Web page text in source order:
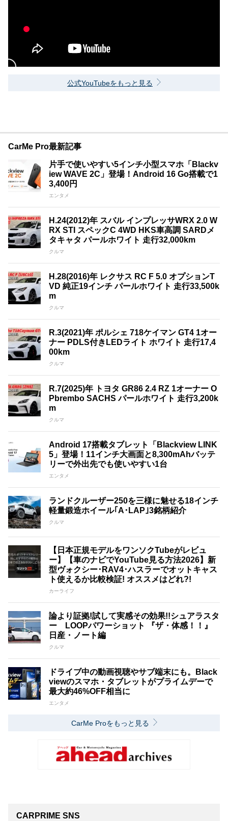
公式YouTubeをもっと見る
CarMe Pro最新記事
片手で使いやすい5インチ小型スマホ「Blackv
iew WAVE 2C」登場！Android 16 Go搭載で1
3,400円
エンタメ
H.24(2012)年 スバル インプレッサWRX 2.0 W
RX STI スペックC 4WD HKS車高調 SARDメ
タキャタ パールホワイト 走行32,000km
クルマ
H.28(2016)年 レクサス RC F 5.0 オプションT
VD 純正19インチ パールホワイト 走行33,500k
m
クルマ
R.3(2021)年 ポルシェ 718ケイマン GT4 1オー
ナー PDLS付きLEDライト ホワイト 走行17,4
00km
クルマ
R.7(2025)年 トヨタ GR86 2.4 RZ 1オーナー O
Pbrembo SACHS パールホワイト 走行3,200k
m
クルマ
Android 17搭載タブレット「Blackview LINK
5」登場！11インチ大画面と8,300mAhバッテ
リーで外出先でも使いやすい1台
エンタメ
ランドクルーザー250を三様に魅せる18インチ
軽量鍛造ホイール｢A･LAP｣3銘柄紹介
クルマ
【日本正規モデルをワンソクTubeがレビュ
ー】【車のナビでYouTube見る方法2026】新
型ヴォクシー･RAV4･ハスラーでオットキャス
ト使えるか比較検証! オススメはどれ?!
カーライフ
論より証拠!試して実感その効果!!シュアラスタ
ー LOOPパワーショット 『ザ・体感！！』
日産・ノート編
クルマ
ドライブ中の動画視聴やサブ端末にも。Black
viewのスマホ・タブレットがプライムデーで
最大約46%OFF相当に
エンタメ
CarMe Proをもっと見る
CARPRIME SNS